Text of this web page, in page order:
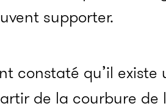
supporter.
constaté qu’il
de la courbure de